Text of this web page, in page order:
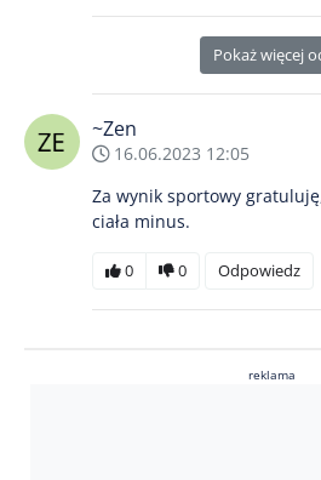
Pokaż więcej
~Zen
16.06.2023 12:05
Za wynik sportowy
ciała minus.
0 0 Odpowiedz
reklama